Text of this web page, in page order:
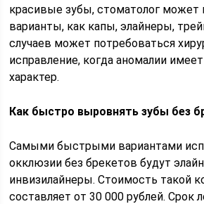
красивые зубы, стоматолог может
варианты, как капы, элайнеры,
случаев может потребоваться
исправление, когда аномалии
характер.
Как быстро выровнять зубы без
Самыми быстрыми вариантами
окклюзии без брекетов будут
инвизилайнеры. Стоимость такой
составляет от 30 000 рублей. Срок